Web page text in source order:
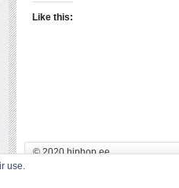
Like this:
© 2020 hiphop.ee
use.